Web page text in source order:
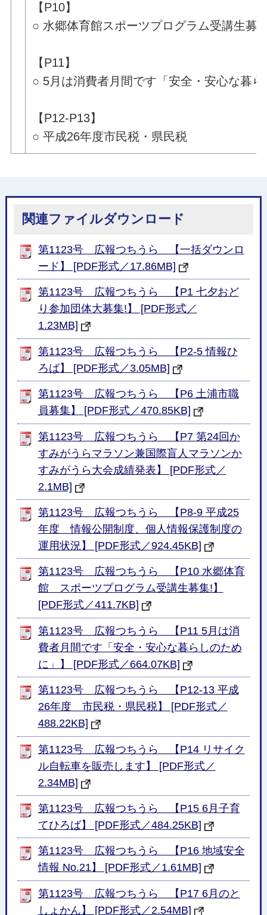
【P10】
○ 水郷体育館スポーツプログラム受講生募
【P11】
○ 5月は消費者月間です「安全・安心な暮
【P12-P13】
○ 平成26年度市民税・県民税
関連ファイルダウンロード
第1123号 広報つちうら 【一括ダウンロ
ード】 [PDF形式／17.86MB]
第1123号 広報つちうら 【P1 七夕おど
り参加団体大募集!】 [PDF形式／
1.23MB]
第1123号 広報つちうら 【P2-5 情報ひ
ろば】 [PDF形式／3.05MB]
第1123号 広報つちうら 【P6 土浦市職
員募集】 [PDF形式／470.85KB]
第1123号 広報つちうら 【P7 第24回か
すみがうらマラソン兼国際盲人マラソンか
すみがうら大会成績発表】 [PDF形式／
2.1MB]
第1123号 広報つちうら 【P8-9 平成25
年度 情報公開制度、個人情報保護制度の
運用状況】 [PDF形式／924.45KB]
第1123号 広報つちうら 【P10 水郷体育
館 スポーツプログラム受講生募集!】
[PDF形式／411.7KB]
第1123号 広報つちうら 【P11 5月は消
費者月間です「安全・安心な暮らしのため
に」】 [PDF形式／664.07KB]
第1123号 広報つちうら 【P12-13 平成
26年度 市民税・県民税】 [PDF形式／
488.22KB]
第1123号 広報つちうら 【P14 リサイク
ル自転車を販売します】 [PDF形式／
2.34MB]
第1123号 広報つちうら 【P15 6月子育
てひろば】 [PDF形式／484.25KB]
第1123号 広報つちうら 【P16 地域安全
情報 No.21】 [PDF形式／1.61MB]
第1123号 広報つちうら 【P17 6月のと
しょかん】 [PDF形式／2.54MB]